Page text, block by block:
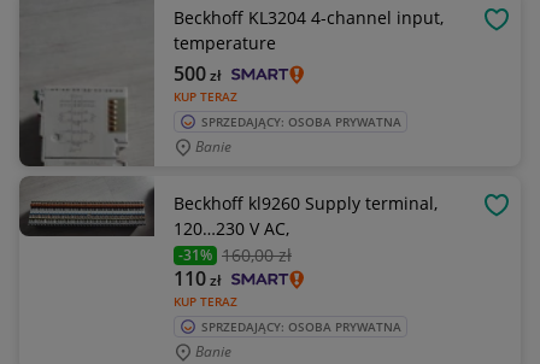
Beckhoff KL3204 4-channel input,
temperature
KUP TERAZ
500zł
SPRZEDAJĄCY: OSOBA PRYWATNA
Banie
Beckhoff kl9260 Supply terminal,
120…230 V AC,
-31% 160,00 zł
KUP TERAZ
110zł
SPRZEDAJĄCY: OSOBA PRYWATNA
Banie